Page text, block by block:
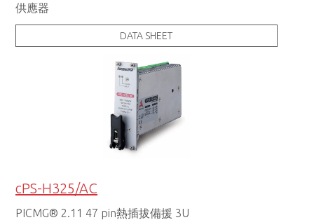
供應器
DATA SHEET
cPS-H325/AC
PICMG® 2.11 47 pin熱插拔備援 3U